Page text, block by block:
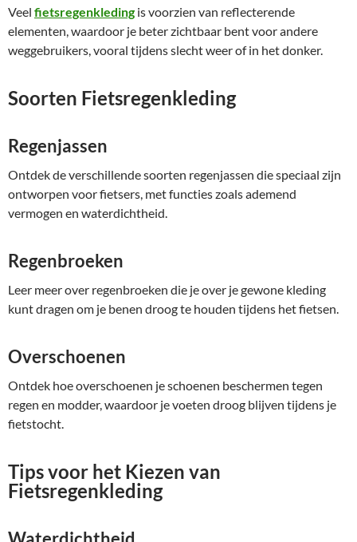
Veel fietsregenkleding is voorzien van reflecterende
elementen, waardoor je beter zichtbaar bent voor andere
weggebruikers, vooral tijdens slecht weer of in het donker.
Soorten Fietsregenkleding
Regenjassen
Ontdek de verschillende soorten regenjassen die speciaal zijn
ontworpen voor fietsers, met functies zoals ademend
vermogen en waterdichtheid.
Regenbroeken
Leer meer over regenbroeken die je over je gewone kleding
kunt dragen om je benen droog te houden tijdens het fietsen.
Overschoenen
Ontdek hoe overschoenen je schoenen beschermen tegen
regen en modder, waardoor je voeten droog blijven tijdens je
fietstocht.
Tips voor het Kiezen van
Fietsregenkleding